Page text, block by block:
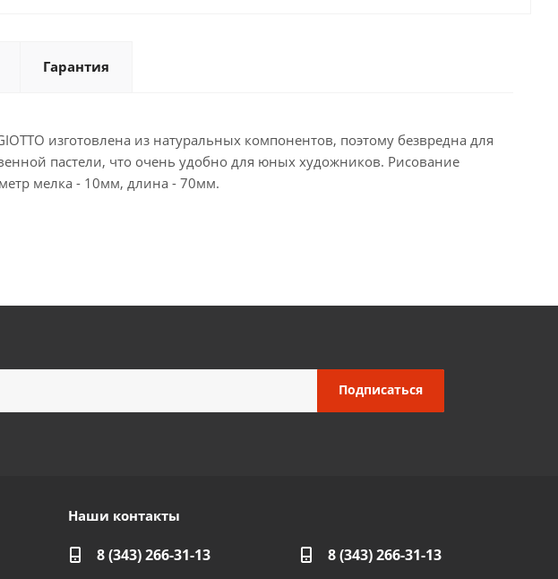
Гарантия
изготовлена из натуральных компонентов, поэтому безвредна для
пастели, что очень удобно для юных художников. Рисование
мелка - 10мм, длина - 70мм.
Наши контакты
8 (343) 266-31-13 8 (343) 266-31-13